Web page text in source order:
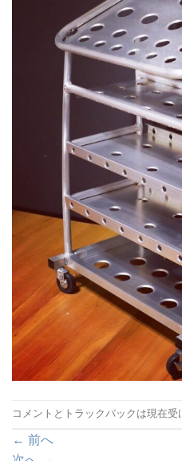
コメントとトラックバックは現在受
← 前へ